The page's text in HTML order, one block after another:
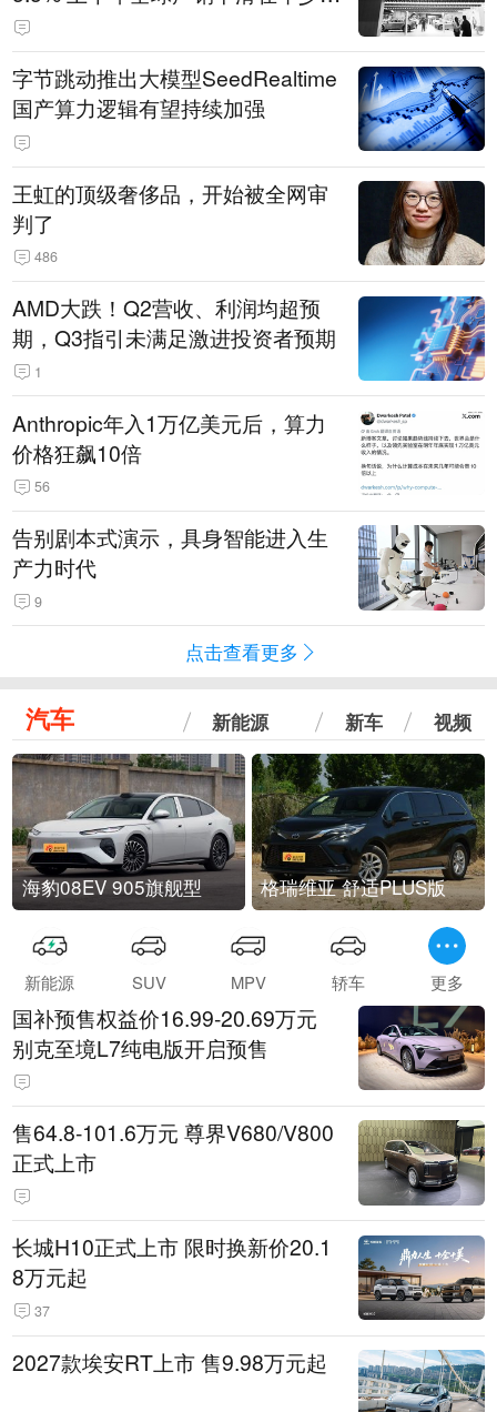
14.3万辆
字节跳动推出大模型SeedRealtime
国产算力逻辑有望持续加强
王虹的顶级奢侈品，开始被全网审
判了
486
AMD大跌！Q2营收、利润均超预
期，Q3指引未满足激进投资者预期
1
Anthropic年入1万亿美元后，算力
价格狂飙10倍
56
告别剧本式演示，具身智能进入生
产力时代
9
点击查看更多
汽车 新能源 新车 视频
海豹08EV 905旗舰型 格瑞维亚 舒适PLUS版
新能源 SUV MPV 轿车 更多
国补预售权益价16.99-20.69万元
别克至境L7纯电版开启预售
售64.8-101.6万元 尊界V680/V800
正式上市
长城H10正式上市 限时换新价20.1
8万元起
37
2027款埃安RT上市 售9.98万元起